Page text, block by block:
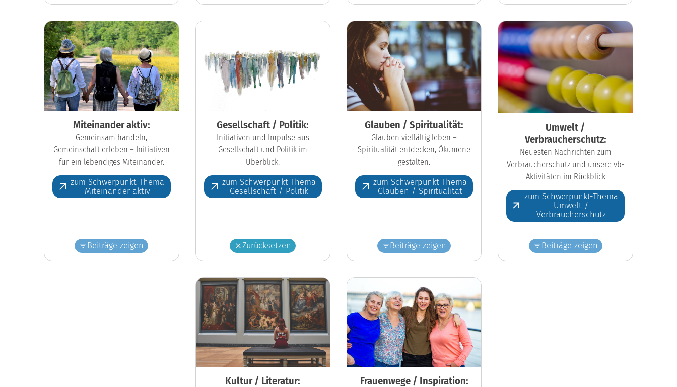
Miteinander aktiv:
Gemeinsam handeln,
Gemeinschaft erleben – Initiativen
für ein lebendiges Miteinander.
zum Schwerpunkt-Thema
Miteinander aktiv
Beiträge zeigen
Gesellschaft / Politik:
Initiativen und Impulse aus
Gesellschaft und Politik im
Überblick.
zum Schwerpunkt-Thema
Gesellschaft / Politik
Zurücksetzen
Glauben / Spiritualität:
Glauben vielfältig leben –
Spiritualität entdecken, Ökumene
gestalten.
zum Schwerpunkt-Thema
Glauben / Spiritualität
Beiträge zeigen
Umwelt /
Verbraucherschutz:
Neuesten Nachrichten zum
Verbraucherschutz und unsere vb-
Aktivitäten im Rückblick
zum Schwerpunkt-Thema
Umwelt /
Verbraucherschutz
Beiträge zeigen
Kultur / Literatur: Frauenwege / Inspiration: